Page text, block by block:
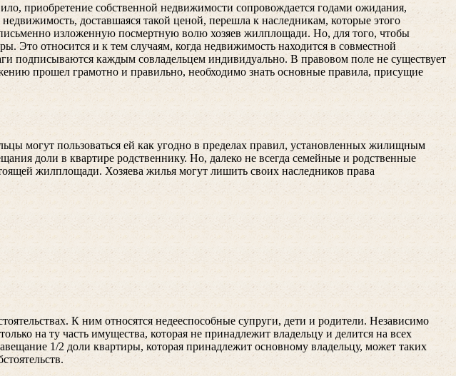
приобретение собственной недвижимости сопровождается годами ожидания,
доставшаяся такой ценой, перешла к наследникам, которые этого
изложенную посмертную волю хозяев жилплощади. Но, для того, чтобы
Это относится и к тем случаям, когда недвижимость находится в совместной
подписываются каждым совладельцем индивидуально. В правовом поле не существует
прошел грамотно и правильно, необходимо знать основные правила, присущие
могут пользоваться ей как угодно в пределах правил, установленных жилищным
доли в квартире родственнику. Но, далеко не всегда семейные и родственные
жилплощади. Хозяева жилья могут лишить своих наследников права
К ним относятся недееспособные супруги, дети и родители. Независимо
на ту часть имущества, которая не принадлежит владельцу и делится на всех
1/2 доли квартиры, которая принадлежит основному владельцу, может таких